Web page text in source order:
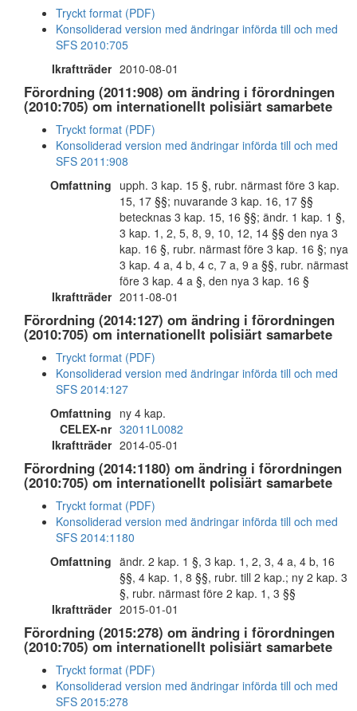
Tryckt format (PDF)
Konsoliderad version med ändringar införda till och med
SFS 2010:705
Ikraftträder 2010-08-01
Förordning (2011:908) om ändring i förordningen
(2010:705) om internationellt polisiärt samarbete
Tryckt format (PDF)
Konsoliderad version med ändringar införda till och med
SFS 2011:908
Omfattning upph. 3 kap. 15 §, rubr. närmast före 3 kap.
15, 17 §§; nuvarande 3 kap. 16, 17 §§
betecknas 3 kap. 15, 16 §§; ändr. 1 kap. 1 §,
3 kap. 1, 2, 5, 8, 9, 10, 12, 14 §§ den nya 3
kap. 16 §, rubr. närmast före 3 kap. 16 §; nya
3 kap. 4 a, 4 b, 4 c, 7 a, 9 a §§, rubr. närmast
före 3 kap. 4 a §, den nya 3 kap. 16 §
Ikraftträder 2011-08-01
Förordning (2014:127) om ändring i förordningen
(2010:705) om internationellt polisiärt samarbete
Tryckt format (PDF)
Konsoliderad version med ändringar införda till och med
SFS 2014:127
Omfattning ny 4 kap.
CELEX-nr 32011L0082
Ikraftträder 2014-05-01
Förordning (2014:1180) om ändring i förordningen
(2010:705) om internationellt polisiärt samarbete
Tryckt format (PDF)
Konsoliderad version med ändringar införda till och med
SFS 2014:1180
Omfattning ändr. 2 kap. 1 §, 3 kap. 1, 2, 3, 4 a, 4 b, 16
§§, 4 kap. 1, 8 §§, rubr. till 2 kap.; ny 2 kap. 3
§, rubr. närmast före 2 kap. 1, 3 §§
Ikraftträder 2015-01-01
Förordning (2015:278) om ändring i förordningen
(2010:705) om internationellt polisiärt samarbete
Tryckt format (PDF)
Konsoliderad version med ändringar införda till och med
SFS 2015:278